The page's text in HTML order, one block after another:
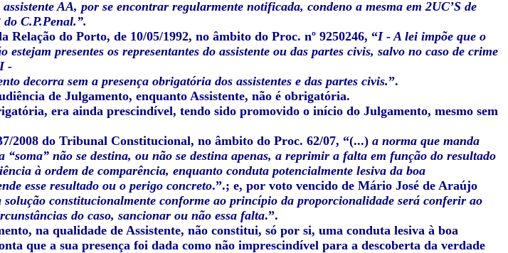
AA, por se encontrar regularmente notificada, condeno a mesma em 2UC’S de
do C.P.Penal.”.
do Porto, de 10/05/1992, no âmbito do Proc. nº 9250246, “I - A lei impõe que o
estejam presentes os representantes do assistente ou das partes civis, salvo no caso de crime
-
decorra sem a presença obrigatória dos assistentes e das partes civis.”.
de Julgamento, enquanto Assistente, não é obrigatória.
era ainda prescindível, tendo sido promovido o início do Julgamento, mesmo sem
2008 do Tribunal Constitucional, no âmbito do Proc. 62/07, “(...) a norma que manda
“soma” não se destina, ou não se destina apenas, a reprimir a falta em função do resultado
à ordem de comparência, enquanto conduta potencialmente lesiva da boa
esse resultado ou o perigo concreto.”.; e, por voto vencido de Mário José de Araújo
solução constitucionalmente conforme ao princípio da proporcionalidade será conferir ao
do caso, sancionar ou não essa falta.”.
na qualidade de Assistente, não constitui, só por si, uma conduta lesiva à boa
que a sua presença foi dada como não imprescindível para a descoberta da verdade